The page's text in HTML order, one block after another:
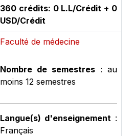
360 crédits: 0 L.L/Crédit + 0
USD/Crédit
Faculté de médecine
Nombre de semestres : au
moins 12 semestres
Langue(s) d'enseignement :
Français